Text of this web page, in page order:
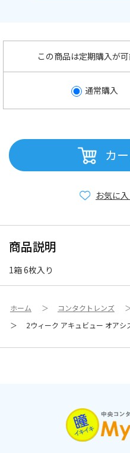
この商品は定期購入が
通常購入
カ
お気に入
商品説明
1箱 6枚入り
ホーム ＞ コンタクトレンズ
＞
2ウィーク アキュビュー オア